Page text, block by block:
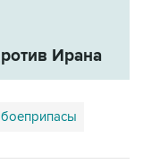
Ирана
боеприпасы